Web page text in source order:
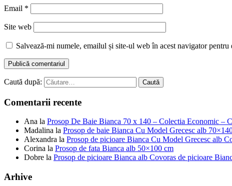
Email *
Site web
Salvează-mi numele, emailul și site-ul web în acest navigator pentru
Caută după:
Comentarii recente
Ana la Prosop De Baie Bianca 70 x 140 – Colectia Economic –
Madalina la Prosop de baie Bianca Cu Model Grecesc alb
Alexandra la Prosop de picioare Bianca Cu Model Grecesc alb
Corina la Prosop de fata Bianca alb 50×100 cm
Dobre la Prosop de picioare Bianca alb Covoras de picioare
Arhive